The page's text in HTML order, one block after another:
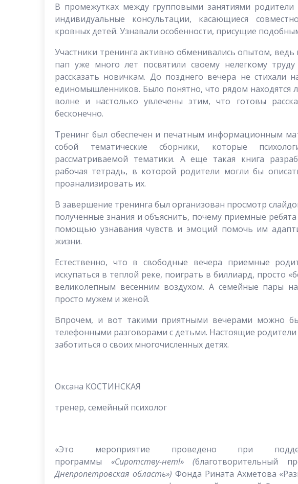
В промежутках между групповыми занятиями родители
индивидуальные консультации, касающиеся
кровных детей. Узнавали особенности, присущие
Участники тренинга активно обменивались опытом,
пап уже много лет посвятили своему нелегкому
рассказать новичкам. До позднего вечера не стихали
единомышленников. Было понятно, что рядом находятся
волне и настолько увлечены этим, что готовы
бесконечно.
Тренинг был обеспечен и печатным информационным
собой тематические сборники, которые
рассматриваемой тематики. А еще такая книга
рабочая тетрадь, в которой родители могли бы
проанализировать их.
В завершение тренинга был организован просмотр
полученные знания и объяснить, почему приемные
помощью узнавания чувств и эмоций помочь им
жизни.
Естественно, что в свободные вечера приемные
искупаться в теплой реке, поиграть в биллиард, просто
великолепным весенним воздухом. А семейные пары
просто мужем и женой.
Впрочем, и вот такими приятными вечерами можно
телефонными разговорами с детьми. Настоящие
заботиться о своих многочисленных детях.
Оксана КОСТИНСКАЯ
тренер, семейный психолог
«Это мероприятие проведено при
программы «Сиротству-нет!» (благотворительный
Днепропетровская область») Фонда Рината Ахметова